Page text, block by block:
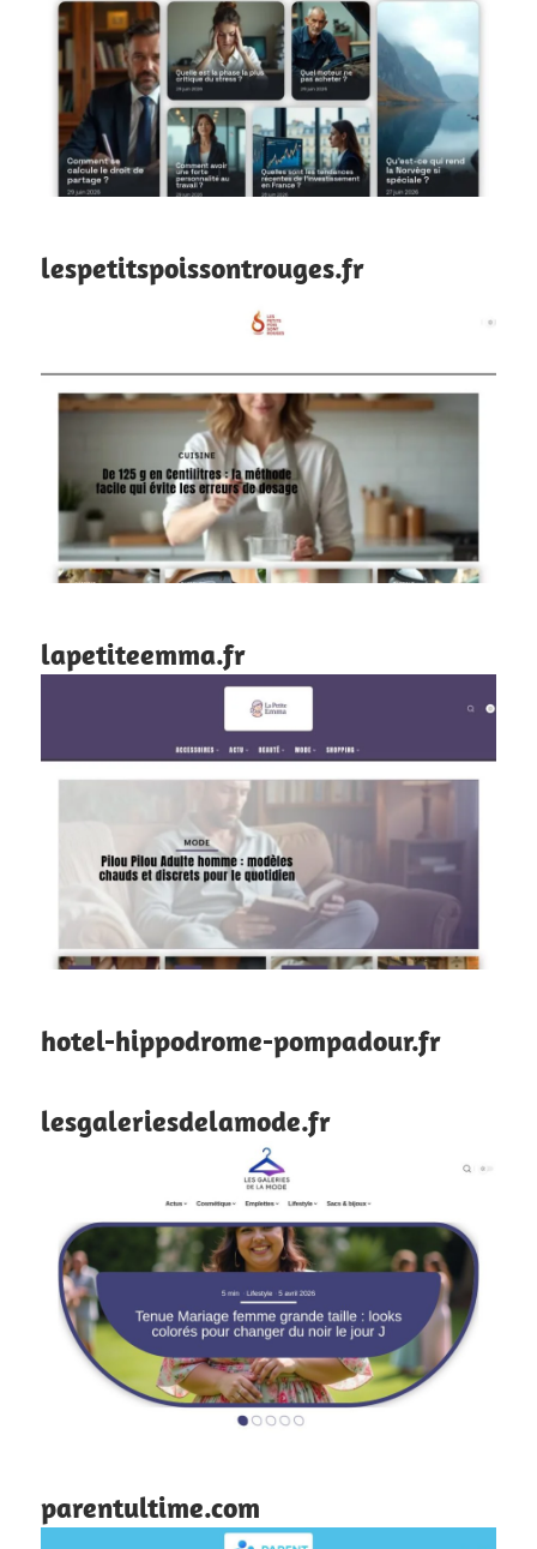
lespetitspoissontrouges.fr
lapetiteemma.fr
hotel-hippodrome-pompadour.fr
lesgaleriesdelamode.fr
parentultime.com